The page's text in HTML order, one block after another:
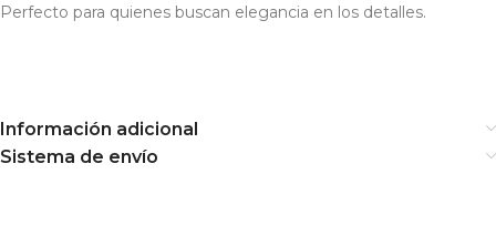
Perfecto para quienes buscan elegancia en los detalles.
Información adicional
Sistema de envío